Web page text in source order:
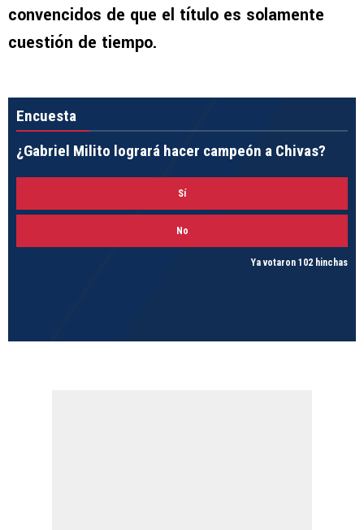
convencidos de que el título es solamente
cuestión de tiempo.
Encuesta
¿Gabriel Milito logrará hacer campeón a Chivas?
Sí
No
Ya votaron 102 hinchas